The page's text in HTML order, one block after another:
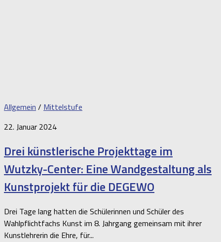
Allgemein / Mittelstufe
22. Januar 2024
Drei künstlerische Projekttage im
Wutzky-Center: Eine Wandgestaltung als
Kunstprojekt für die DEGEWO
Drei Tage lang hatten die Schülerinnen und Schüler des
Wahlpflichtfachs Kunst im 8. Jahrgang gemeinsam mit ihrer
Kunstlehrerin die Ehre, für...